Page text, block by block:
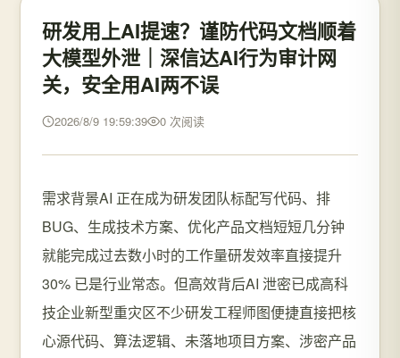
研发用上AI提速？谨防代码文档顺着
大模型外泄｜深信达AI行为审计网
关，安全用AI两不误
2026/8/9 19:59:39 0 次阅读
需求背景AI 正在成为研发团队标配写代码、排
BUG、生成技术方案、优化产品文档短短几分钟
就能完成过去数小时的工作量研发效率直接提升
30% 已是行业常态。但高效背后AI 泄密已成高科
技企业新型重灾区不少研发工程师图便捷直接把核
心源代码、算法逻辑、未落地项目方案、涉密产品